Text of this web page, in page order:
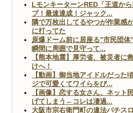
LモンキーターンRED「王道か
プ！最速達成！ジャック...
隣で万枚出してるやつが作業感
に打ってた
原爆ドーム前に居座る”市民団
瞬間に周囲で見守って...
【熊本地震】厚労省、被災者に
けへ！
【動画】御当地アイドルだった
ジで可愛くてワイらをび...
【画像】恋する女さん、ネット
げてしまう←コレは凄過...
大阪市宗右衛門町の違法パチス